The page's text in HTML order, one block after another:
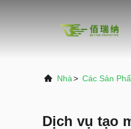
Nhà> Các Sản
Dịch vụ tạo